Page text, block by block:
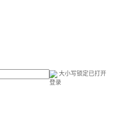
大小写锁定已打开
登录